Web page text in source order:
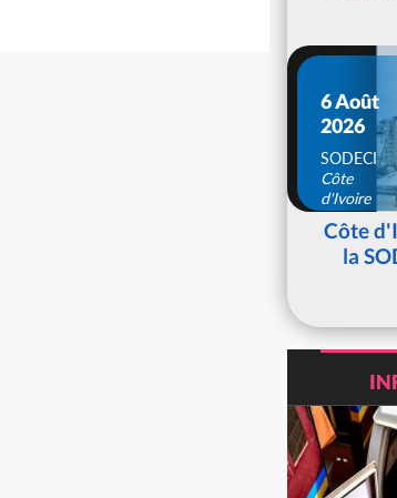
6 Août
2026
SODECI
Côte
d'Ivoire
Côte
la